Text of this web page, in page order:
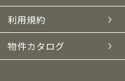
利用規約
物件カタログ